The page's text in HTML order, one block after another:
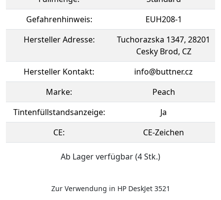
Gefahrenhinweis:
EUH208-1
Hersteller Adresse:
Tuchorazska 1347, 28201
Cesky Brod, CZ
Hersteller Kontakt:
info@buttner.cz
Marke:
Peach
Tintenfüllstandsanzeige:
Ja
CE:
CE-Zeichen
Ab Lager verfügbar (4 Stk.)
Zur Verwendung in HP DeskJet 3521